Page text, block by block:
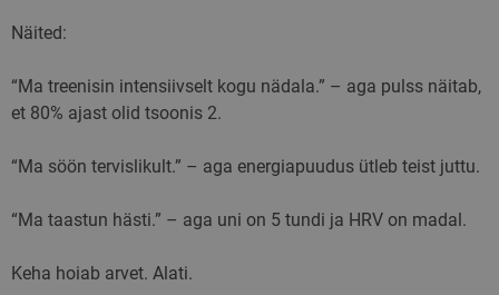
Näited:
“Ma treenisin intensiivselt kogu nädala.” – aga pulss näitab,
et 80% ajast olid tsoonis 2.
“Ma söön tervislikult.” – aga energiapuudus ütleb teist juttu.
“Ma taastun hästi.” – aga uni on 5 tundi ja HRV on madal.
Keha hoiab arvet. Alati.